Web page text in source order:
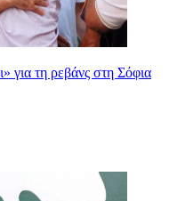
για τη ρεβάνς στη Σόφια